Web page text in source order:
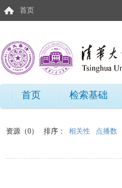
首页
首页 检索基础
资源（0） 排序： 相关性 点播数